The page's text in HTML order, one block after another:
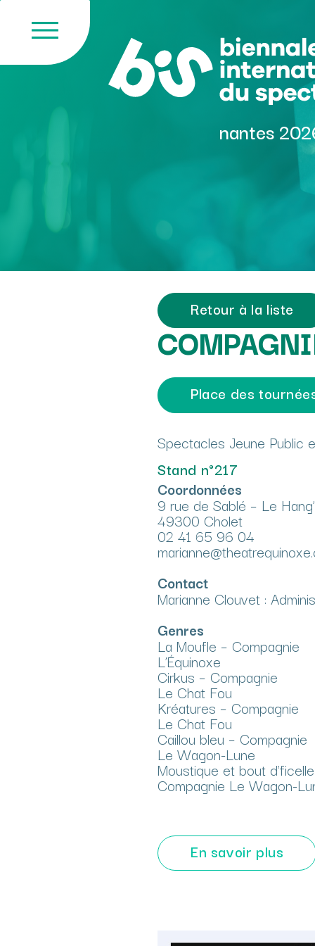
Skip
content
nantes
Retour à la liste
Place des
Spectacles Jeune Public
Stand n°217
Coordonnées
9 rue de Sablé – Le
49300 Cholet
02 41 65 96 04
Contact
Marianne Clouvet :
Genres
La Moufle – Compagnie
L’Équinoxe
Cirkus – Compagnie
Le Chat Fou
Kréatures – Compagnie
Le Chat Fou
Caillou bleu – Compagnie
Le Wagon-Lune
Moustique et bout
Compagnie Le Wagon-
En savoir plus